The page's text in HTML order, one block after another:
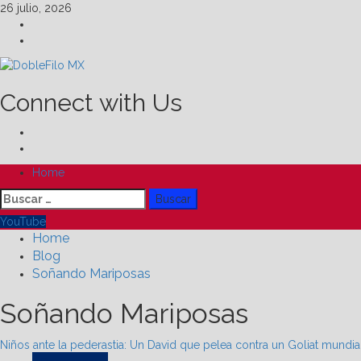
Skip
content
26 julio, 2026
Connect with Us
Primary
Menu
Home
Buscar:
YouTube
Home
Blog
Soñando Mariposas
Soñando Mariposas
Niños ante la pederastia: Un David que pelea contra un Goliat